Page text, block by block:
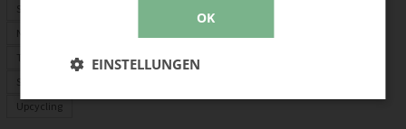
Stofflexikon
Nählexikon
Tasche selber machen
Selber nähen
Upcycling
OK
EINSTELLUNGEN